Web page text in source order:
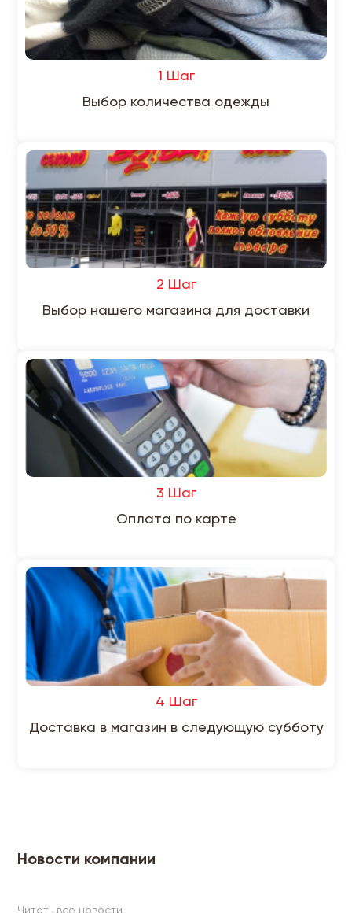
1 Шаг
Выбор количества одежды
2 Шаг
Выбор нашего магазина для доставки
3 Шаг
Оплата по карте
4 Шаг
Доставка в магазин в следующую субботу
Новости компании
Читать все новости